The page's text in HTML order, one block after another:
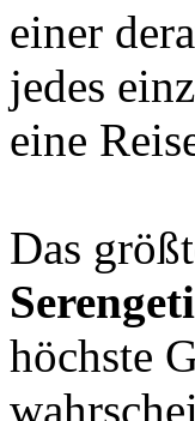
einer
jedes
eine
Das
Serengeti
höchste